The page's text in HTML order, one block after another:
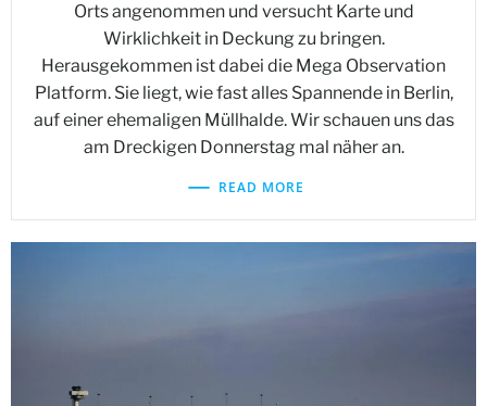
Orts angenommen und versucht Karte und
Wirklichkeit in Deckung zu bringen.
Herausgekommen ist dabei die Mega Observation
Platform. Sie liegt, wie fast alles Spannende in Berlin,
auf einer ehemaligen Müllhalde. Wir schauen uns das
am Dreckigen Donnerstag mal näher an.
READ MORE